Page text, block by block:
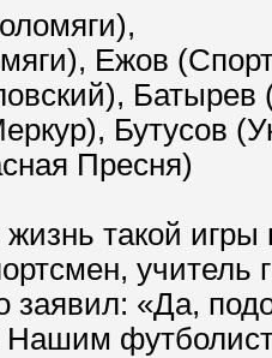
Ежов
Бутусов
Пресня)
такой
учитель
заявил: «Да,
Нашим